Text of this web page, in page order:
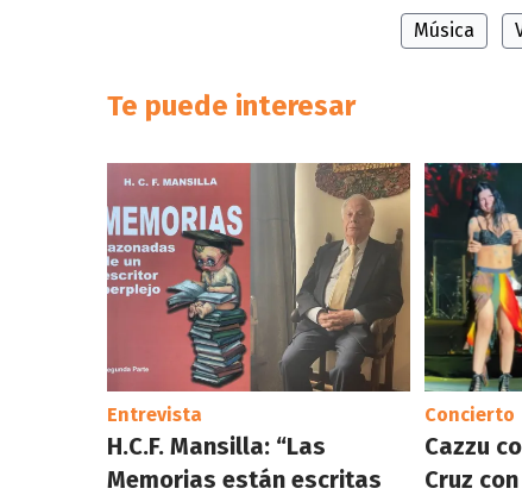
Música
Te puede interesar
Entrevista
H.C.F. Mansilla: “Las
Memorias están escritas
Concierto
Cazzu
Cruz